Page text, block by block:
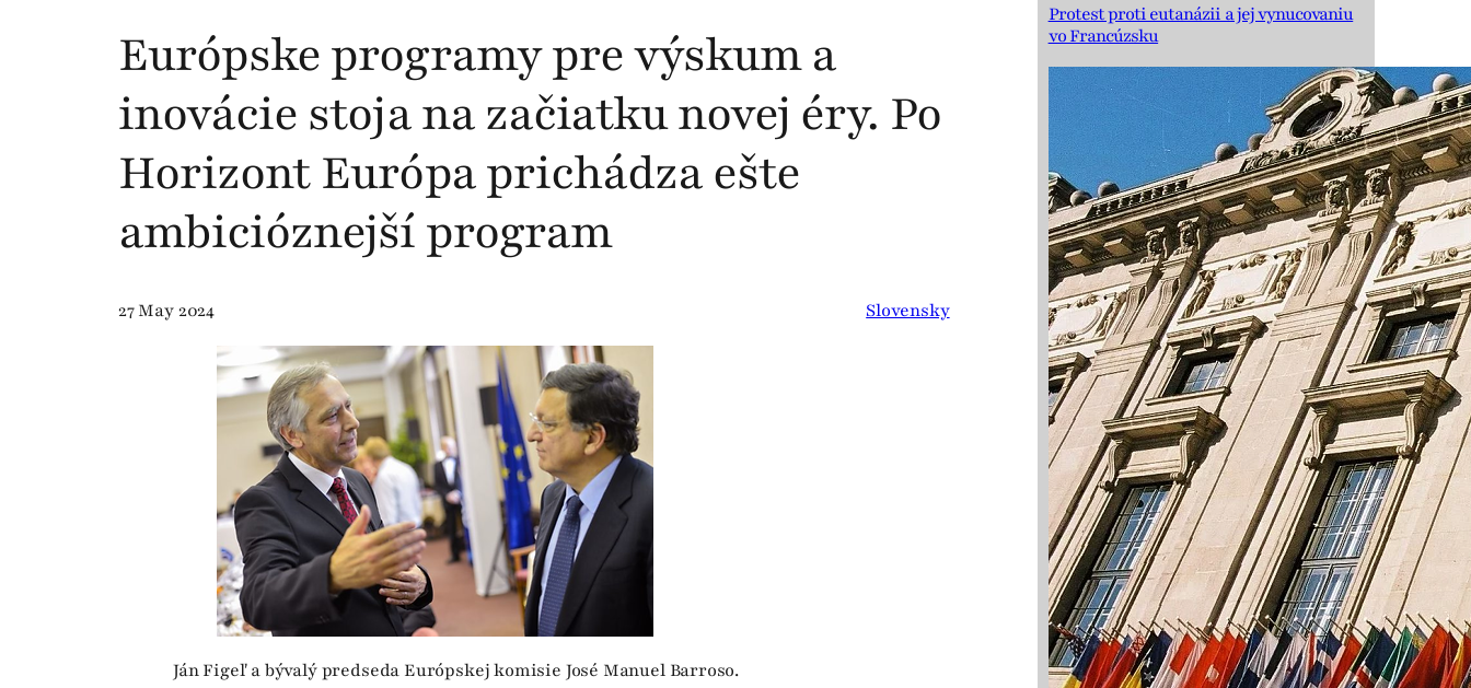
Európske programy pre výskum a
inovácie stoja na začiatku novej éry. Po
Horizont Európa prichádza ešte
ambicióznejší program
27 May 2024 Slovensky
Ján Figeľ a bývalý predseda Európskej komisie José Manuel Barroso.
Protest proti eutanázii a jej vynucovaniu
vo Francúzsku